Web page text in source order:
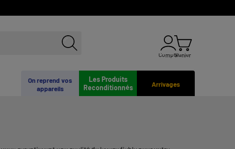
ComptePanier
Arrivages
Les Produits
Reconditionnés
On reprend vos
appareils